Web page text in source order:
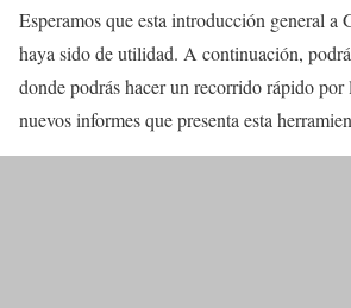
Esperamos que esta introducción general
haya sido de utilidad. A continuación,
donde podrás hacer un recorrido rápido
nuevos informes que presenta esta